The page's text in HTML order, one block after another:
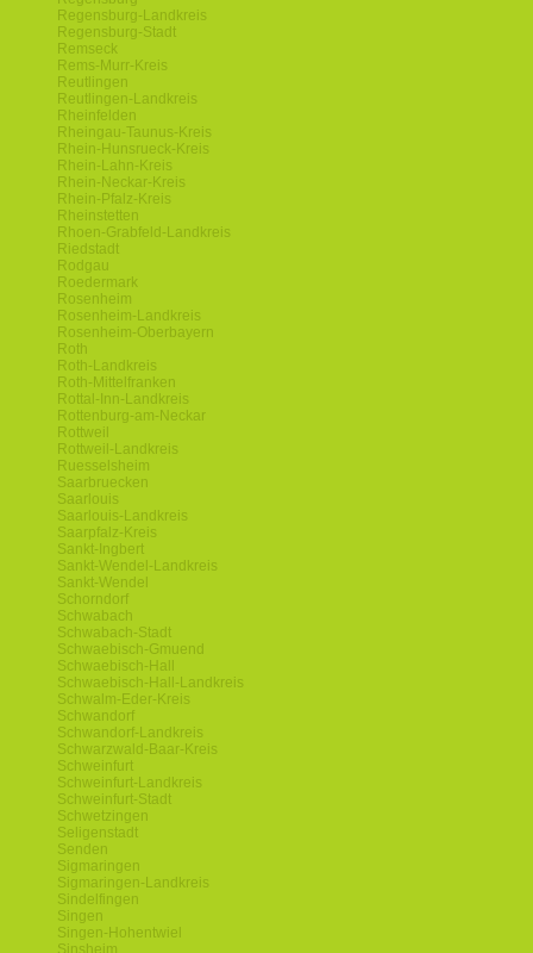
Regensburg-Landkreis
Regensburg-Stadt
Remseck
Rems-Murr-Kreis
Reutlingen
Reutlingen-Landkreis
Rheinfelden
Rheingau-Taunus-Kreis
Rhein-Hunsrueck-Kreis
Rhein-Lahn-Kreis
Rhein-Neckar-Kreis
Rhein-Pfalz-Kreis
Rheinstetten
Rhoen-Grabfeld-Landkreis
Riedstadt
Rodgau
Roedermark
Rosenheim
Rosenheim-Landkreis
Rosenheim-Oberbayern
Roth
Roth-Landkreis
Roth-Mittelfranken
Rottal-Inn-Landkreis
Rottenburg-am-Neckar
Rottweil
Rottweil-Landkreis
Ruesselsheim
Saarbruecken
Saarlouis
Saarlouis-Landkreis
Saarpfalz-Kreis
Sankt-Ingbert
Sankt-Wendel-Landkreis
Sankt-Wendel
Schorndorf
Schwabach
Schwabach-Stadt
Schwaebisch-Gmuend
Schwaebisch-Hall
Schwaebisch-Hall-Landkreis
Schwalm-Eder-Kreis
Schwandorf
Schwandorf-Landkreis
Schwarzwald-Baar-Kreis
Schweinfurt
Schweinfurt-Landkreis
Schweinfurt-Stadt
Schwetzingen
Seligenstadt
Senden
Sigmaringen
Sigmaringen-Landkreis
Sindelfingen
Singen
Singen-Hohentwiel
Sinsheim